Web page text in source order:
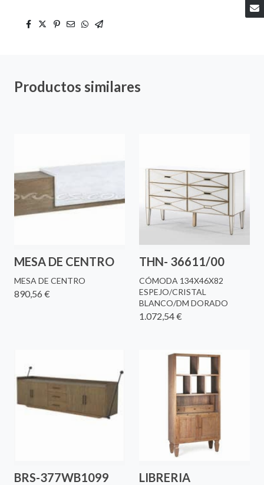
Productos similares
MESA DE CENTRO
MESA DE CENTRO
890,56 €
THN- 36611/00
CÓMODA 134X46X82
ESPEJO/CRISTAL
BLANCO/DM DORADO
1.072,54 €
BRS-377WB1099 LIBRERIA